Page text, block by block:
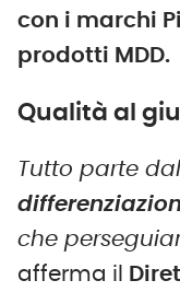
con i marchi
prodotti MDD.
Qualità al
Tutto parte
che
afferma il